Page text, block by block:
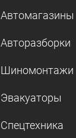
Автомагазины
Авторазборки
Шиномонтажи
Эвакуаторы
Спецтехника